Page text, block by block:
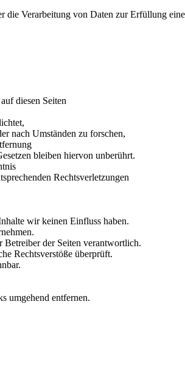
Verarbeitung von Daten zur Erfüllung
diesen Seiten
nach Umständen zu forschen,
bleiben hiervon unberührt.
Rechtsverletzungen
wir keinen Einfluss haben.
Betreiber der Seiten verantwortlich.
Rechtsverstöße überprüft.
umgehend entfernen.